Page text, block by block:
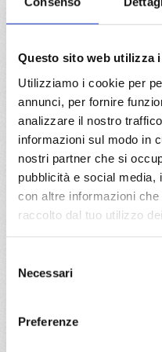
Questo sito web utilizza
Utilizziamo i cookie per
annunci, per fornire
analizzare il nostro
informazioni sul modo in
nostri partner che si
pubblicità e social media,
con altre informazioni
raccolto dal tuo utilizzo
delNecessari
Preferenze
a
Mediterraneo8
Barcellona, Marsiglia,